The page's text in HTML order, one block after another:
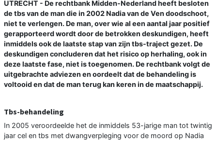
UTRECHT - De rechtbank Midden-Nederland heeft besloten
de tbs van de man die in 2002 Nadia van de Ven doodschoot,
niet te verlengen. De man, over wie al een aantal jaar positief
gerapporteerd wordt door de betrokken deskundigen, heeft
inmiddels ook de laatste stap van zijn tbs-traject gezet. De
deskundigen concluderen dat het risico op herhaling, ook in
deze laatste fase, niet is toegenomen. De rechtbank volgt de
uitgebrachte adviezen en oordeelt dat de behandeling is
voltooid en dat de man terug kan keren in de maatschappij.
Tbs-behandeling
In 2005 veroordeelde het de inmiddels 53-jarige man tot twintig
jaar cel en tbs met dwangverpleging voor de moord op Nadia